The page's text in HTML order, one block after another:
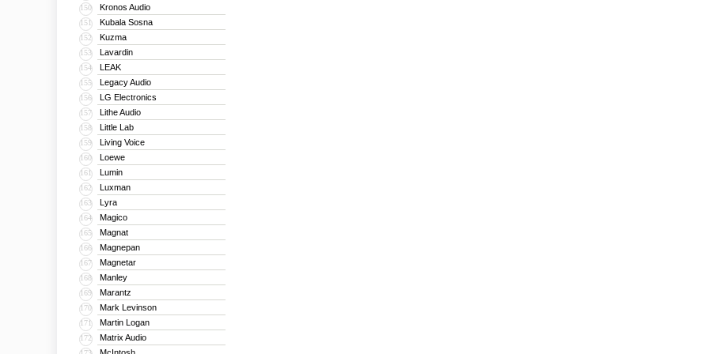
150 Kronos Audio
151 Kubala Sosna
152 Kuzma
153 Lavardin
154 LEAK
155 Legacy Audio
156 LG Electronics
157 Lithe Audio
158 Little Lab
159 Living Voice
160 Loewe
161 Lumin
162 Luxman
163 Lyra
164 Magico
165 Magnat
166 Magnepan
167 Magnetar
168 Manley
169 Marantz
170 Mark Levinson
171 Martin Logan
172 Matrix Audio